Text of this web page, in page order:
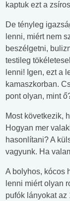
kaptuk ezt a
De tényleg
lenni, miért nem
beszélgetni,
testileg
lenni! Igen, ezt a
kamaszkorban.
pont olyan, mint
Most következik,
Hogyan mer
hasonlítani? A
vagyunk. Ha
A bolyhos, kócos
lenni miért olyan
pufók lányokat